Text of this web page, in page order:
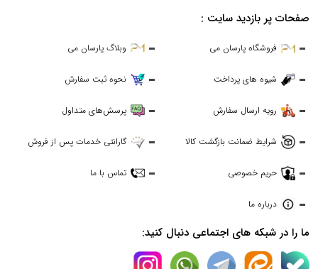
صفحات پر بازدید سایت :
فروشگاه پارسان می وبلاگ پارسان می
شیوه های پرداخت نحوه ثبت سفارش
رویه ارسال سفارش پرسش‌های متداول
شرایط ضمانت بازگشت کالا گارانتی خدمات پس از فروش
حریم خصوصی تماس با ما
درباره ما
ما را در شبکه های اجتماعی دنبال کنید: